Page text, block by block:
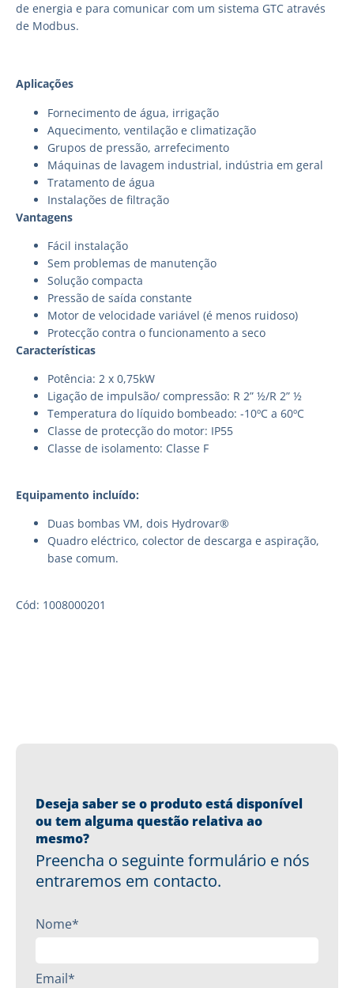
de energia e para comunicar com um sistema GTC através
de Modbus.
Aplicações
Fornecimento de água, irrigação
Aquecimento, ventilação e climatização
Grupos de pressão, arrefecimento
Máquinas de lavagem industrial, indústria em geral
Tratamento de água
Instalações de filtração
Vantagens
Fácil instalação
Sem problemas de manutenção
Solução compacta
Pressão de saída constante
Motor de velocidade variável (é menos ruidoso)
Protecção contra o funcionamento a seco
Características
Potência: 2 x 0,75kW
Ligação de impulsão/ compressão: R 2” ½/R 2” ½
Temperatura do líquido bombeado: -10ºC a 60ºC
Classe de protecção do motor: IP55
Classe de isolamento: Classe F
Equipamento incluído:
Duas bombas VM, dois Hydrovar®
Quadro eléctrico, colector de descarga e aspiração,
base comum.
Cód: 1008000201
Deseja saber se o produto está disponível
ou tem alguma questão relativa ao
mesmo?
Preencha o seguinte formulário e nós
entraremos em contacto.
Nome*
Email*